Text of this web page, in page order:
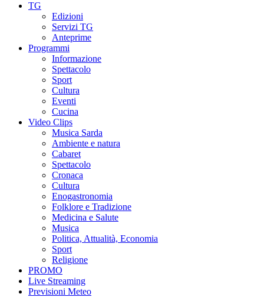
TG
Edizioni
Servizi TG
Anteprime
Programmi
Informazione
Spettacolo
Sport
Cultura
Eventi
Cucina
Video Clips
Musica Sarda
Ambiente e natura
Cabaret
Spettacolo
Cronaca
Cultura
Enogastronomia
Folklore e Tradizione
Medicina e Salute
Musica
Politica, Attualità, Economia
Sport
Religione
PROMO
Live Streaming
Previsioni Meteo